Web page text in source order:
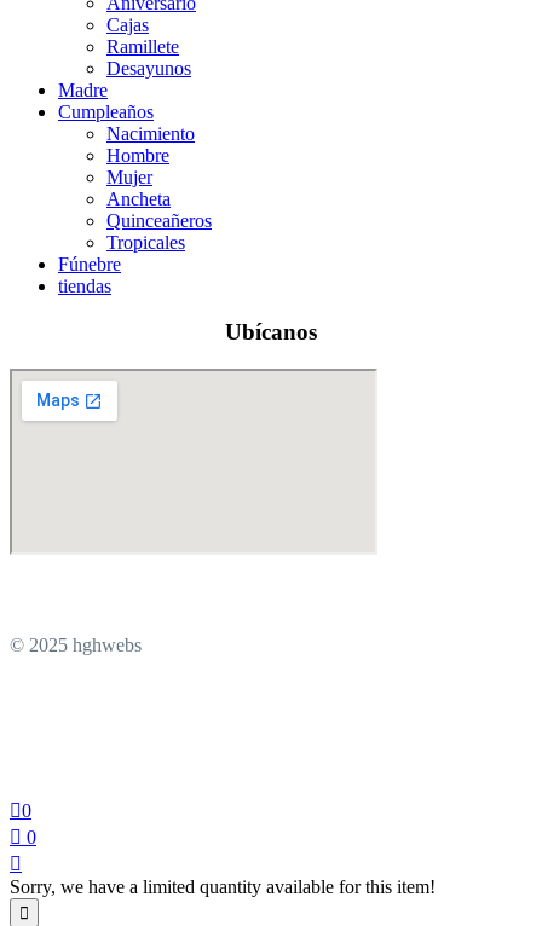
Cajas
Ramillete
Desayunos
Madre
Cumpleaños
Nacimiento
Hombre
Mujer
Ancheta
Quinceañeros
Tropicales
Fúnebre
tiendas
Ubícanos
© 2025 hghwebs
0
0
Sorry, we have a limited quantity available for this item!